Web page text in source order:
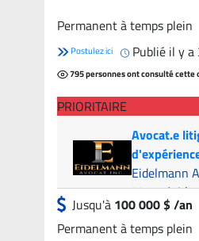
candidats
Permanent à temps plein
Postulez ici Publié il y
795 personnes ont consulté cette
PRIORITAIRE
Avocat.e
100k par
Attorney
experience)
per year
Eidelmann
Montréal
Jusqu'à 100 000 $ /an
Permanent à temps plein